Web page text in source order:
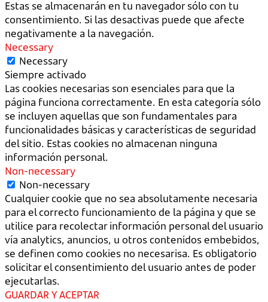
Estas se almacenarán en tu navegador sólo con tu
consentimiento. Si las desactivas puede que afecte
negativamente a la navegación.
Necessary
Necessary
Siempre activado
Las cookies necesarias son esenciales para que la
página funciona correctamente. En esta categoría sólo
se incluyen aquellas que son fundamentales para
funcionalidades básicas y características de seguridad
del sitio. Estas cookies no almacenan ninguna
información personal.
Non-necessary
Non-necessary
Cualquier cookie que no sea absolutamente necesaria
para el correcto funcionamiento de la página y que se
utilice para recolectar información personal del usuario
vía analytics, anuncios, u otros contenidos embebidos,
se definen como cookies no necesarisa. Es obligatorio
solicitar el consentimiento del usuario antes de poder
ejecutarlas.
GUARDAR Y ACEPTAR